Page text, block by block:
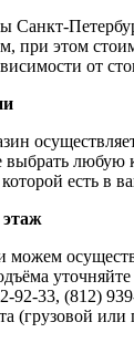
Санкт-
при этом
от
любую
есть в
этаж
можем
92-33, (812)
(грузовой или